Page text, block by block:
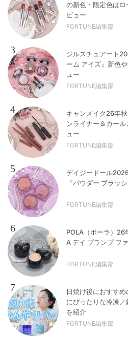
の新色・限定色は
ビュー
FORTUNE編集部
3
ジルスチュアート
ーム アイズ』新色
ュー
FORTUNE編集部
4
キャンメイク26年
ンライナー＆カー
ュー
FORTUNE編集部
5
デイジードール
『パウダー ブラッ
FORTUNE編集部
6
POLA（ポーラ）26
A デイ プランプ フ
FORTUNE編集部
7
日焼け後におすす
にぴったりな冷凍
を紹介
FORTUNE編集部